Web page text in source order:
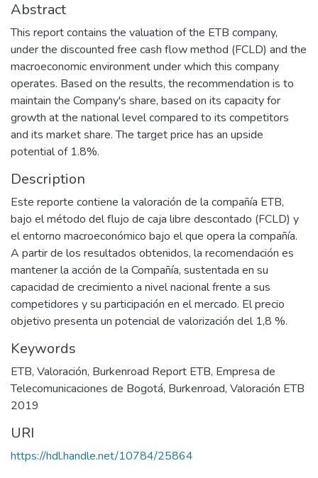
Abstract
This report contains the valuation of the ETB company,
under the discounted free cash flow method (FCLD) and the
macroeconomic environment under which this company
operates. Based on the results, the recommendation is to
maintain the Company's share, based on its capacity for
growth at the national level compared to its competitors
and its market share. The target price has an upside
potential of 1.8%.
Description
Este reporte contiene la valoración de la compañía ETB,
bajo el método del flujo de caja libre descontado (FCLD) y
el entorno macroeconómico bajo el que opera la compañía.
A partir de los resultados obtenidos, la recomendación es
mantener la acción de la Compañía, sustentada en su
capacidad de crecimiento a nivel nacional frente a sus
competidores y su participación en el mercado. El precio
objetivo presenta un potencial de valorización del 1,8 %.
Keywords
ETB, Valoración, Burkenroad Report ETB, Empresa de
Telecomunicaciones de Bogotá, Burkenroad, Valoración ETB
2019
URI
https://hdl.handle.net/10784/25864